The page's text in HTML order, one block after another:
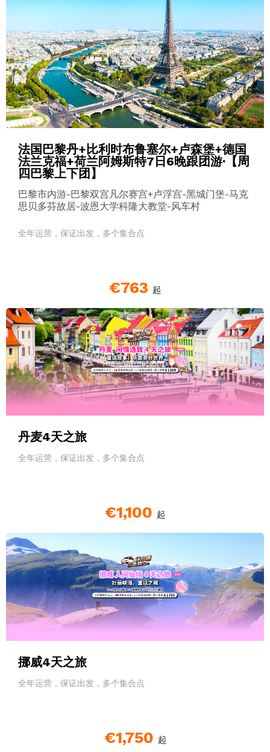
法国巴黎丹+比利时布鲁塞尔+卢森堡+德国
法兰克福+荷兰阿姆斯特7日6晚跟团游·【周
四巴黎上下团】
巴黎市内游-巴黎双宫凡尔赛宫+卢浮宫-黑城门堡-马克
思贝多芬故居-波恩大学科隆大教堂-风车村
全年运营，保证出发，多个集合点
€763 起
丹麦4天之旅
全年运营，保证出发，多个集合点
€1,100 起
挪威4天之旅
全年运营，保证出发，多个集合点
€1,750 起